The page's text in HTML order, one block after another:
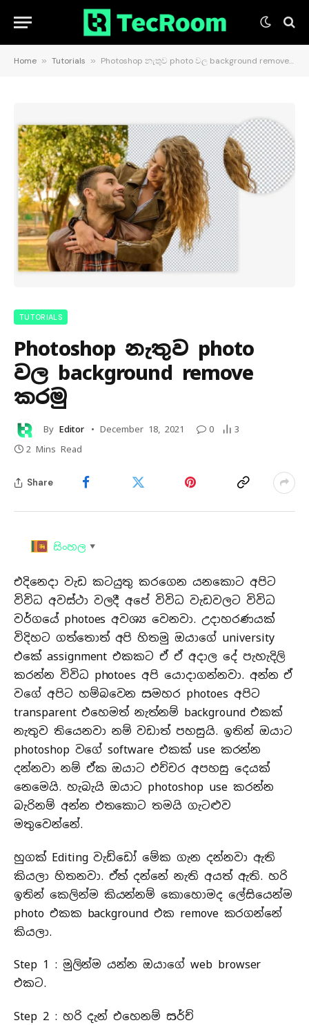
Home » Tutorials » Photoshop නැතුව photo වල background remove කරමු
TUTORIALS
Photoshop නැතුව photo
වල background remove
කරමු
By Editor December 18, 2021 0
3
2 Mins Read
Share
සිංහල ▼
එදිනෙදා වැඩ කටයුතු කරගෙන යනකොට අපිට
විවිධ අවස්ථා වලදී අපේ විවිධ වැඩවලට විවිධ
වර්ගයේ photoes අවශ්‍ය වෙනවා. උදාහරණයක්
විදිහට ගත්තොත් අපි හිතමු ඔයාගේ university
එකේ assignment එකකට ඒ ඒ අදාල දේ පැහැදිලි
කරන්න විවිධ photoes අපි යොදාගන්නවා. අන්න ඒ
වගේ අපිට හම්බවෙන සමහර photoes අපිට
transparent එහෙමත් නැත්නම් background එකක්
නැතුව තියෙනවා නම් වඩාත් පහසුයි. ඉතින් ඔයාට
photoshop වගේ software එකක් use කරන්න
දන්නවා නම් ඒක ඔයාට එච්චර අපහසු දෙයක්
නෙමෙයි. හැබැයි ඔයාට photoshop use කරන්න
බැරිනම් අන්න එතකොට තමයි ගැටළුව
මතුවෙන්නේ.
හුගක් Editing වැඩ්ඩෝ මේක ගැන දන්නවා ඇති
කියලා හිතනවා. ඒත් දන්නේ නැති අයත් ඇති. හරි
ඉතින් කෙලින්ම කියන්නම් කොහොමද ලේසියෙන්ම
photo එකක background එක remove කරගන්නේ
කියලා.
Step 1 : මුලින්ම යන්න ඔයාගේ web browser
එකට.
Step 2 : හරි දැන් එහෙනම් සර්ච්